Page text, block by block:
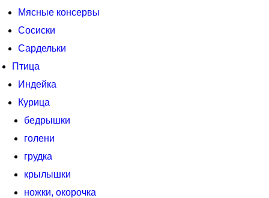
Мясные консервы
Сосиски
Сардельки
Птица
Индейка
Курица
бедрышки
голени
грудка
крылышки
ножки, окорочка